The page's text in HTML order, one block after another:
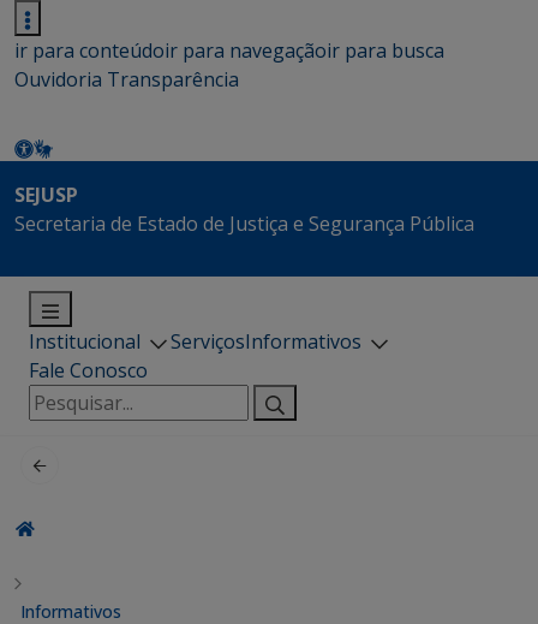
ir para conteúdoir para navegaçãoir para busca
Ouvidoria Transparência
SEJUSP
Secretaria de Estado de Justiça e Segurança Pública
Institucional ServiçosInformativos
Fale Conosco
Pesquisar
por:
Informativos